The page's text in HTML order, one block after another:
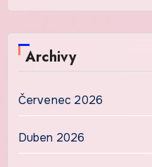
Archivy
Červenec 2026
Duben 2026